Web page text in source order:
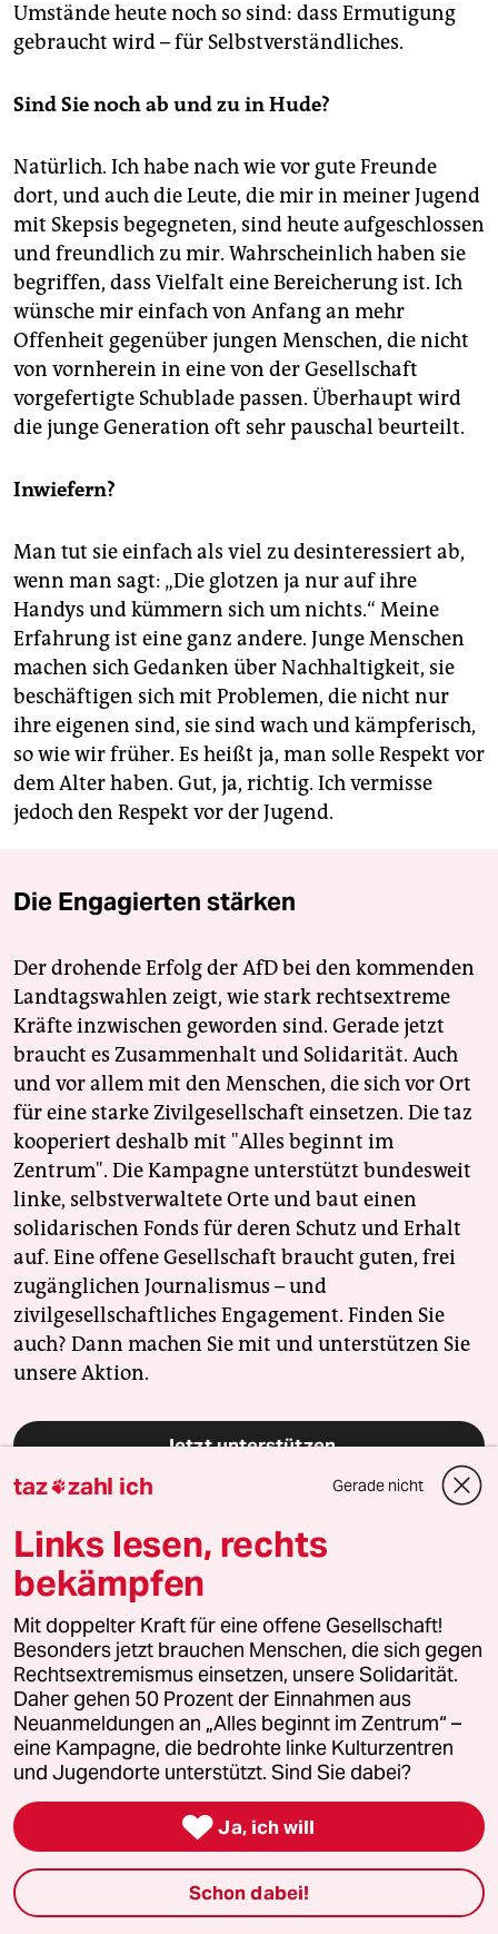
Umstände heute noch so sind: dass Ermutigung
gebraucht wird – für Selbstverständliches.
Sind Sie noch ab und zu in Hude?
Natürlich. Ich habe nach wie vor gute Freunde
dort, und auch die Leute, die mir in meiner Jugend
mit Skepsis begegneten, sind heute aufgeschlossen
und freundlich zu mir. Wahrscheinlich haben sie
begriffen, dass Vielfalt eine Bereicherung ist. Ich
wünsche mir einfach von Anfang an mehr
Offenheit gegenüber jungen Menschen, die nicht
von vornherein in eine von der Gesellschaft
vorgefertigte Schublade passen. Überhaupt wird
die junge Generation oft sehr pauschal beurteilt.
Inwiefern?
Man tut sie einfach als viel zu desinte­ressiert ab,
wenn man sagt: „Die glotzen ja nur auf ihre
Handys und kümmern sich um nichts.“ Meine
Erfahrung ist eine ganz andere. Junge Menschen
machen sich Gedanken über Nachhaltigkeit, sie
beschäftigen sich mit Problemen, die nicht nur
ihre eigenen sind, sie sind wach und kämpferisch,
so wie wir früher. Es heißt ja, man solle Respekt vor
dem Alter haben. Gut, ja, richtig. Ich vermisse
jedoch den Respekt vor der Jugend.
Die Engagierten stärken
Der drohende Erfolg der AfD bei den kommenden
Landtagswahlen zeigt, wie stark rechtsextreme
Kräfte inzwischen geworden sind. Gerade jetzt
braucht es Zusammenhalt und Solidarität. Auch
und vor allem mit den Menschen, die sich vor Ort
für eine starke Zivilgesellschaft einsetzen. Die taz
kooperiert deshalb mit "Alles beginnt im
Zentrum". Die Kampagne unterstützt bundesweit
linke, selbstverwaltete Orte und baut einen
solidarischen Fonds für deren Schutz und Erhalt
auf. Eine offene Gesellschaft braucht guten, frei
zugänglichen Journalismus – und
zivilgesellschaftliches Engagement. Finden Sie
auch? Dann machen Sie mit und unterstützen Sie
unsere Aktion.
Jetzt unterstützen
Themen
#Lesestück Interview #Chanson
Feedback Kommentieren Fehlerhinweis
Diesen Artikel teilen
Mehr zum Thema
taz zahl ich Gerade nicht
Links lesen, rechts
bekämpfen
Mit doppelter Kraft für eine offene Gesellschaft!
Besonders jetzt brauchen Menschen, die sich gegen
Rechtsextremismus einsetzen, unsere Solidarität.
Daher gehen 50 Prozent der Einnahmen aus
Neuanmeldungen an „Alles beginnt im Zentrum“ –
eine Kampagne, die bedrohte linke Kulturzentren
und Jugendorte unterstützt. Sind Sie dabei?
 Ja, ich will
Schon dabei!